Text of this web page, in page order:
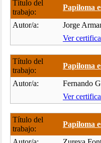
Título del
trabajo:
Papiloma
Autor/a:
Jorge
Ver
Título del
trabajo:
Papiloma
Autor/a:
Fernando
Ver
Título del
trabajo:
Papiloma